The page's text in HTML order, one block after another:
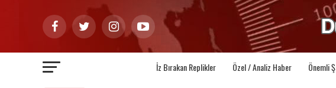
İz Bırakan Replikler Özel / Analiz Haber Önemli